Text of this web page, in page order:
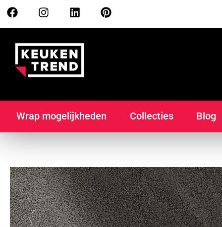
Wrap mogelijkheden Collecties Blog